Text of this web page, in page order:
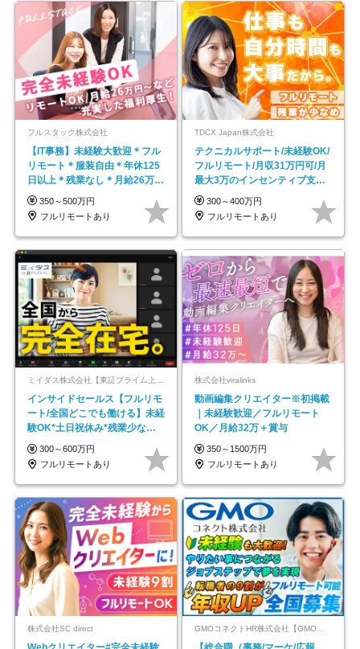
フルスタック株式会社
【IT事務】未経験大歓迎＊フル
リモート＊服装自由＊年休125
日以上＊残業なし＊月給26万円
以上
350～500万円
フルリモートあり
TDCX Japan株式会社
テクニカルサポート/未経験OK/
フルリモート/月収31万円可/月
最大3万のインセンティブ支給/
平均年齢33歳
300～400万円
フルリモートあり
ミイダス株式会社【東証プライム上場パーソルグループ】
インサイドセールス【フルリモ
ート/全国どこでも働ける】未経
験OK*土日祝休み*残業少なめ*
在宅勤務手当あり
300～600万円
フルリモートあり
株式会社viralinks
動画編集クリエイター※初掲載
｜未経験歓迎／フルリモート
OK／月給32万＋賞与
350～1500万円
フルリモートあり
株式会社SC direct GMOコネクトHR株式会社【GMOインターネットグループ】